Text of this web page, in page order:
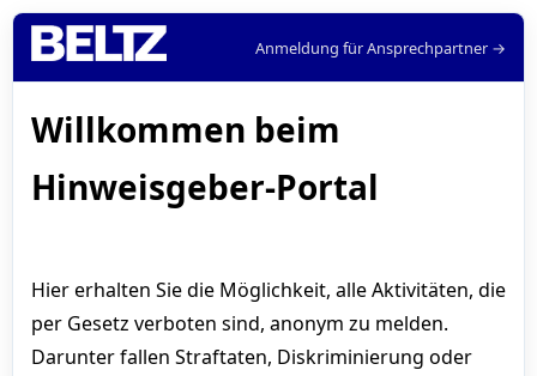
Anmeldung für Ansprechpartner →
Willkommen beim
Hinweisgeber-Portal
Hier erhalten Sie die Möglichkeit, alle Aktivitäten, die
per Gesetz verboten sind, anonym zu melden.
Darunter fallen Straftaten, Diskriminierung oder